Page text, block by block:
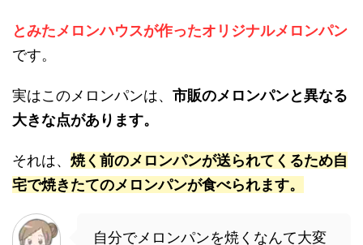
とみたメロンハウスが作ったオリジナルメロンパン
です。
実はこのメロンパンは、 市販のメロンパンと異なる
大きな点があります。
それは、 焼く前のメロンパンが送られてくるため自
宅で焼きたてのメロンパンが食べられます。
自分でメロンパンを焼くなんて大変